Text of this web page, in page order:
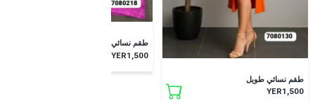
طقم نسائي طويل
YER1,500
طقم نسائي طويل
YER1,500